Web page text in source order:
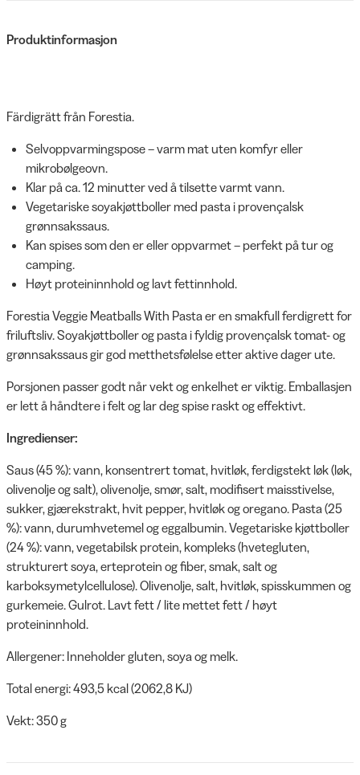
Produktinformasjon
Färdigrätt från Forestia.
Selvoppvarmingspose – varm mat uten komfyr eller
mikrobølgeovn.
Klar på ca. 12 minutter ved å tilsette varmt vann.
Vegetariske soyakjøttboller med pasta i provençalsk
grønnsakssaus.
Kan spises som den er eller oppvarmet – perfekt på tur og
camping.
Høyt proteininnhold og lavt fettinnhold.
Forestia Veggie Meatballs With Pasta er en smakfull ferdigrett for
friluftsliv. Soyakjøttboller og pasta i fyldig provençalsk tomat- og
grønnsakssaus gir god metthetsfølelse etter aktive dager ute.
Porsjonen passer godt når vekt og enkelhet er viktig. Emballasjen
er lett å håndtere i felt og lar deg spise raskt og effektivt.
Ingredienser:
Saus (45 %): vann, konsentrert tomat, hvitløk, ferdigstekt løk (løk,
olivenolje og salt), olivenolje, smør, salt, modifisert maisstivelse,
sukker, gjærekstrakt, hvit pepper, hvitløk og oregano. Pasta (25
%): vann, durumhvetemel og eggalbumin. Vegetariske kjøttboller
(24 %): vann, vegetabilsk protein, kompleks (hvetegluten,
strukturert soya, erteprotein og fiber, smak, salt og
karboksymetylcellulose). Olivenolje, salt, hvitløk, spisskummen og
gurkemeie. Gulrot. Lavt fett / lite mettet fett / høyt
proteininnhold.
Allergener: Inneholder gluten, soya og melk.
Total energi: 493,5 kcal (2062,8 KJ)
Vekt: 350 g